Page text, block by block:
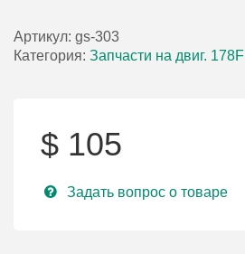
Артикул: gs-303
Категория: Запчасти на двиг. 178F
$ 105
Задать вопрос о товаре